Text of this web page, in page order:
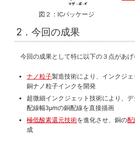
図２：ICパッケージ
2．今回の成果
今回の成果として特に以下の３点があげ
ナノ粒子製造技術により、インクジ
銅ナノ粒子インクを開発
超微細インクジェット技術により、
配線幅3μmの銅配線を直接描画
極低酸素還元技術を進化させ、銅の配
成